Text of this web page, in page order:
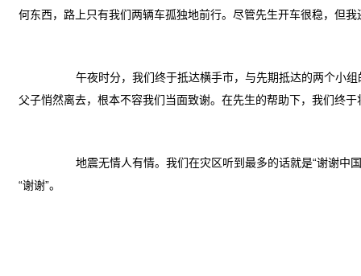
何东西，路上只有我们两辆车孤独地前行。尽管先生开车很稳，但
午夜时分，我们终于抵达横手市，与先期抵达的两个小
父子悄然离去，根本不容我们当面致谢。在先生的帮助下，我们终
地震无情人有情。我们在灾区听到最多的话就是“谢谢中
“谢谢”。